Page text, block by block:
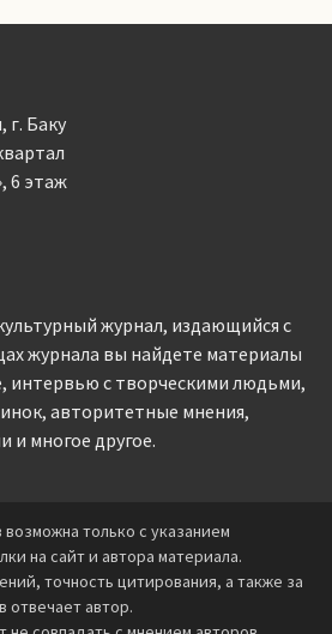
г. Баку
6 этаж
журнал, издающийся с
журнала вы найдете материалы
интервью с творческими людьми,
авторитетные мнения,
и многое другое.
только с указанием
на сайт и автора материала.
точность цитирования, а также за
отвечает автор.